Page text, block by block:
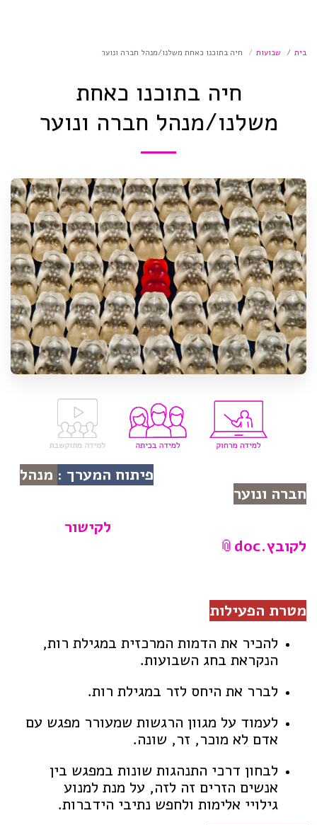
בית שבועות חיה בתוכנו כאחת משלנו/מנהל חברה ונוער
חיה בתוכנו כאחת
משלנו/מנהל חברה ונוער
פיתוח המערך :מנהל
חברה ונוער
לקישור
לקובץ.doc
מטרת הפעילות
להכיר את הדמות המרכזית במגילת רות,
הנקראת בחג השבועות.
לברר את היחס לזר במגילת רות.
לעמוד על מגוון הרגשות שמעורר מפגש עם
אדם לא מוכר, זר, שונה.
לבחון דרכי התנהגות שונות במפגש בין
אנשים הזרים זה לזה, על מנת למנוע
גילויי אלימות ולחפש נתיבי הידברות.